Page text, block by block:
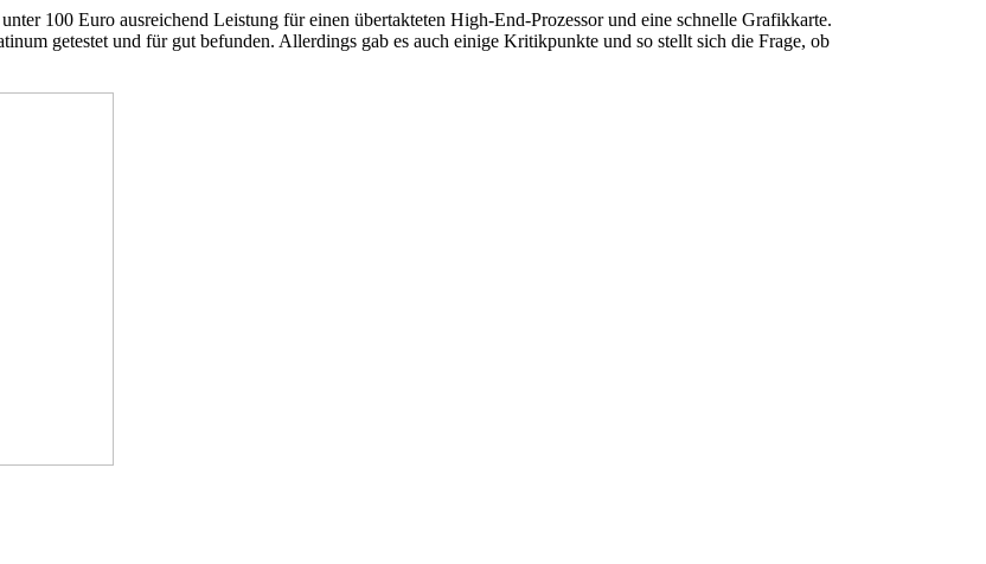
100 Euro ausreichend Leistung für einen übertakteten High-End-Prozessor und eine schnelle Grafikkarte.
getestet und für gut befunden. Allerdings gab es auch einige Kritikpunkte und so stellt sich die Frage, ob